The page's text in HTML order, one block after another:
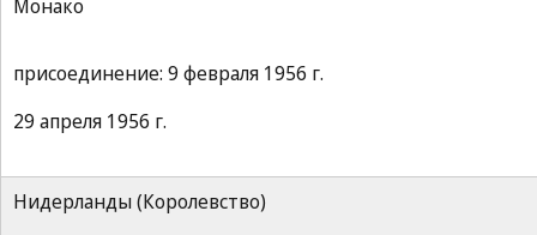
Монако
присоединение: 9 февраля 1956 г.
29 апреля 1956 г.
Нидерланды (Королевство)